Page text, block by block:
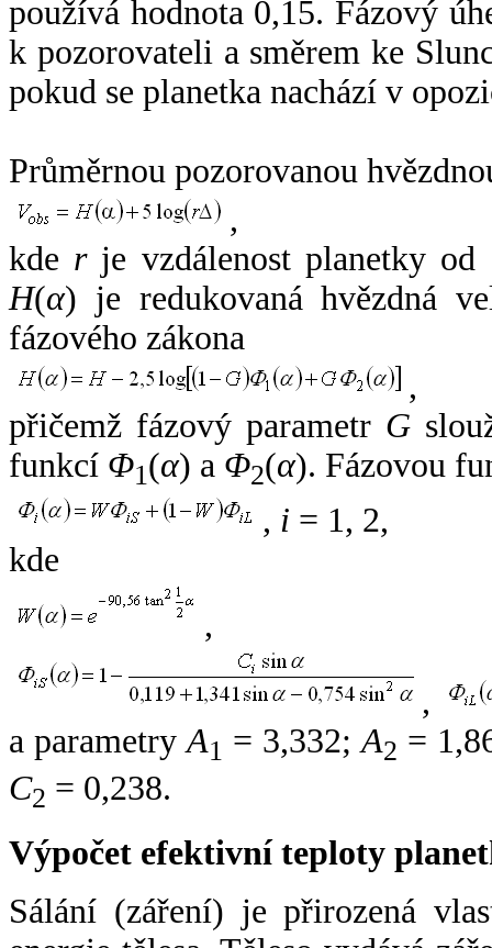
používá hodnota 0,15. Fázový
k pozorovateli a směrem ke
pokud se planetka nachází v
Průměrnou pozorovanou
,
kde rje vzdálenost planetky od
H(α) je redukovaná hvězdná
fázového zákona
,
přičemž fázový parametr G
funkcí Φ1(α) a Φ2(α). Fázovou
, i = 1, 2,
kde
,
,
a parametryA1 = 3,332;A2 =
C2 = 0,238.
Výpočet efektivní teploty
Sálání (záření) je přirozená